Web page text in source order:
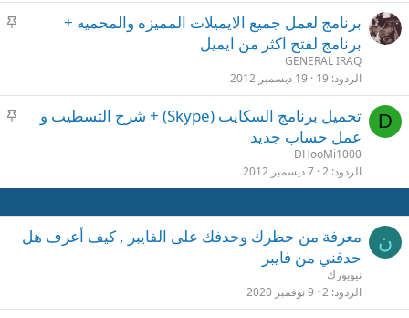
م
برنامج لعمل جميع الايميلات المميزه والمحميه +
برنامج لفتح اكثر من ايميل
GENERAL IRAQ
الردود 19 19 ديسمبر 2012
D
م
تحميل برنامج السكايب (Skype) + شرح التسطيب و
عمل حساب جديد
DHooMi1000
الردود 2 7 ديسمبر 2012
ن
معرفة من حظرك وحدفك على الفايبر , كيف أعرف هل
حدفني من فايبر
نيويورك
الردود 2 9 نوفمبر 2020